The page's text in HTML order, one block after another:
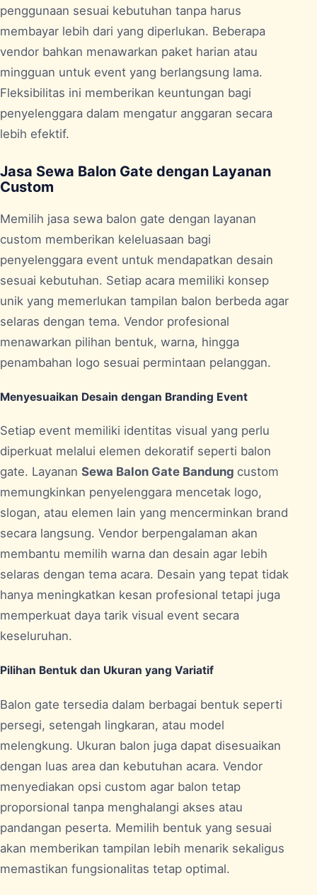
penggunaan sesuai kebutuhan tanpa harus
membayar lebih dari yang diperlukan. Beberapa
vendor bahkan menawarkan paket harian atau
mingguan untuk event yang berlangsung lama.
Fleksibilitas ini memberikan keuntungan bagi
penyelenggara dalam mengatur anggaran secara
lebih efektif.
Jasa Sewa Balon Gate dengan Layanan
Custom
Memilih jasa sewa balon gate dengan layanan
custom memberikan keleluasaan bagi
penyelenggara event untuk mendapatkan desain
sesuai kebutuhan. Setiap acara memiliki konsep
unik yang memerlukan tampilan balon berbeda agar
selaras dengan tema. Vendor profesional
menawarkan pilihan bentuk, warna, hingga
penambahan logo sesuai permintaan pelanggan.
Menyesuaikan Desain dengan Branding Event
Setiap event memiliki identitas visual yang perlu
diperkuat melalui elemen dekoratif seperti balon
gate. Layanan Sewa Balon Gate Bandung custom
memungkinkan penyelenggara mencetak logo,
slogan, atau elemen lain yang mencerminkan brand
secara langsung. Vendor berpengalaman akan
membantu memilih warna dan desain agar lebih
selaras dengan tema acara. Desain yang tepat tidak
hanya meningkatkan kesan profesional tetapi juga
memperkuat daya tarik visual event secara
keseluruhan.
Pilihan Bentuk dan Ukuran yang Variatif
Balon gate tersedia dalam berbagai bentuk seperti
persegi, setengah lingkaran, atau model
melengkung. Ukuran balon juga dapat disesuaikan
dengan luas area dan kebutuhan acara. Vendor
menyediakan opsi custom agar balon tetap
proporsional tanpa menghalangi akses atau
pandangan peserta. Memilih bentuk yang sesuai
akan memberikan tampilan lebih menarik sekaligus
memastikan fungsionalitas tetap optimal.